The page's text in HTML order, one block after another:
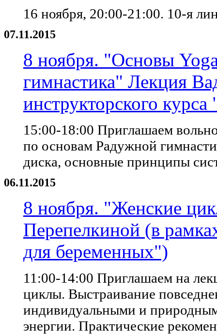
16 ноября, 20:00-21:00. 10-я
07.11.2015
8 ноября. "Основы
гимнастика" Лекция
инструкторского
15:00-18:00 Приглашаем
по основам Радужной
диска, основные принципы
06.11.2015
8 ноября. "Женские
Перепелкиной (в
для беременных")
11:00-14:00 Приглашаем на
циклы. Выстраивание
индивидуальными и
энергии. Практические